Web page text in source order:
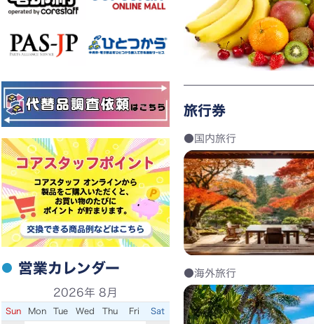
営業カレンダー
2026年 8月
Sun Mon Tue Wed Thu Fri Sat
旅行券
国内旅行
海外旅行